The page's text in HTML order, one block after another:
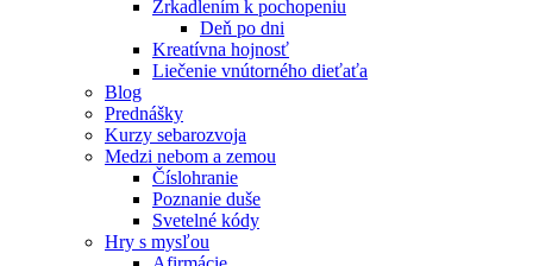
Zrkadlením k pochopeniu
Deň po dni
Kreatívna hojnosť
Liečenie vnútorného dieťaťa
Blog
Prednášky
Kurzy sebarozvoja
Medzi nebom a zemou
Číslohranie
Poznanie duše
Svetelné kódy
Hry s mysľou